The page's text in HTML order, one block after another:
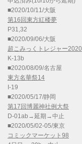
■2020/10/11/大阪
第16回東方紅楼夢
P31,32
■2020/09/06/大阪
超こみっくトレジャー2020
K-13b
■2020/08/09/名古屋
東方名華祭14
I-19
■2020/05/17/静岡
第17回博麗神社例大祭
D-01ab→延期→中止
■2020/05/02-05/東京
コミックマーケット98